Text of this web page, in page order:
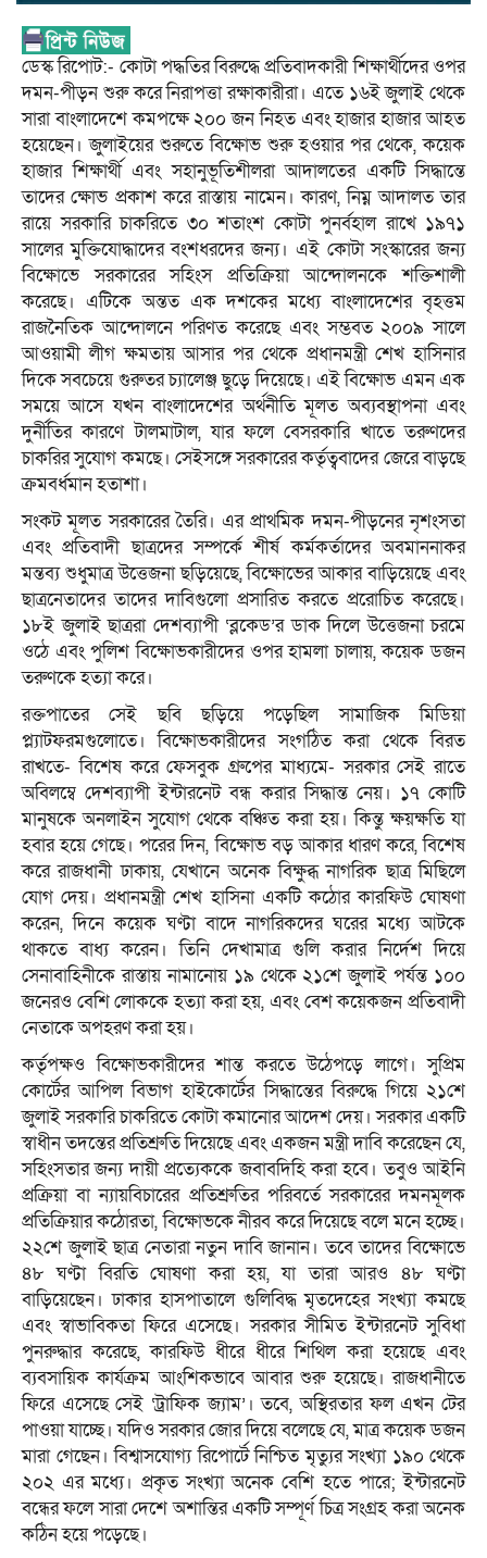
ডেস্ক রিপোট:- কোটা পদ্ধতির বিরুদ্ধে প্রতিবাদকারী শিক্ষার্থীদের ওপর
দমন-পীড়ন শুরু করে নিরাপত্তা রক্ষাকারীরা। এতে ১৬ই জুলাই থেকে
সারা বাংলাদেশে কমপক্ষে ২০০ জন নিহত এবং হাজার হাজার আহত
হয়েছেন। জুলাইয়ের শুরুতে বিক্ষোভ শুরু হওয়ার পর থেকে, কয়েক
হাজার শিক্ষার্থী এবং সহানুভূতিশীলরা আদালতের একটি সিদ্ধান্তে
তাদের ক্ষোভ প্রকাশ করে রাস্তায় নামেন। কারণ, নিম্ন আদালত তার
রায়ে সরকারি চাকরিতে ৩০ শতাংশ কোটা পুনর্বহাল রাখে ১৯৭১
সালের মুক্তিযোদ্ধাদের বংশধরদের জন্য। এই কোটা সংস্কারের জন্য
বিক্ষোভে সরকারের সহিংস প্রতিক্রিয়া আন্দোলনকে শক্তিশালী
করেছে। এটিকে অন্তত এক দশকের মধ্যে বাংলাদেশের বৃহত্তম
রাজনৈতিক আন্দোলনে পরিণত করেছে এবং সম্ভবত ২০০৯ সালে
আওয়ামী লীগ ক্ষমতায় আসার পর থেকে প্রধানমন্ত্রী শেখ হাসিনার
দিকে সবচেয়ে গুরুতর চ্যালেঞ্জ ছুড়ে দিয়েছে। এই বিক্ষোভ এমন এক
সময়ে আসে যখন বাংলাদেশের অর্থনীতি মূলত অব্যবস্থাপনা এবং
দুর্নীতির কারণে টালমাটাল, যার ফলে বেসরকারি খাতে তরুণদের
চাকরির সুযোগ কমছে। সেইসঙ্গে সরকারের কর্তৃত্ববাদের জেরে বাড়ছে
ক্রমবর্ধমান হতাশা।
সংকট মূলত সরকারের তৈরি। এর প্রাথমিক দমন-পীড়নের নৃশংসতা
এবং প্রতিবাদী ছাত্রদের সম্পর্কে শীর্ষ কর্মকর্তাদের অবমাননাকর
মন্তব্য শুধুমাত্র উত্তেজনা ছড়িয়েছে, বিক্ষোভের আকার বাড়িয়েছে এবং
ছাত্রনেতাদের তাদের দাবিগুলো প্রসারিত করতে প্ররোচিত করেছে।
১৮ই জুলাই ছাত্ররা দেশব্যাপী ‘ব্লকেড’র ডাক দিলে উত্তেজনা চরমে
ওঠে এবং পুলিশ বিক্ষোভকারীদের ওপর হামলা চালায়, কয়েক ডজন
তরুণকে হত্যা করে।
রক্তপাতের সেই ছবি ছড়িয়ে পড়েছিল সামাজিক মিডিয়া
প্ল্যাটফরমগুলোতে। বিক্ষোভকারীদের সংগঠিত করা থেকে বিরত
রাখতে- বিশেষ করে ফেসবুক গ্রুপের মাধ্যমে- সরকার সেই রাতে
অবিলম্বে দেশব্যাপী ইন্টারনেট বন্ধ করার সিদ্ধান্ত নেয়। ১৭ কোটি
মানুষকে অনলাইন সুযোগ থেকে বঞ্চিত করা হয়। কিন্তু ক্ষয়ক্ষতি যা
হবার হয়ে গেছে। পরের দিন, বিক্ষোভ বড় আকার ধারণ করে, বিশেষ
করে রাজধানী ঢাকায়, যেখানে অনেক বিক্ষুব্ধ নাগরিক ছাত্র মিছিলে
যোগ দেয়। প্রধানমন্ত্রী শেখ হাসিনা একটি কঠোর কারফিউ ঘোষণা
করেন, দিনে কয়েক ঘণ্টা বাদে নাগরিকদের ঘরের মধ্যে আটকে
থাকতে বাধ্য করেন। তিনি দেখামাত্র গুলি করার নির্দেশ দিয়ে
সেনাবাহিনীকে রাস্তায় নামানোয় ১৯ থেকে ২১শে জুলাই পর্যন্ত ১০০
জনেরও বেশি লোককে হত্যা করা হয়, এবং বেশ কয়েকজন প্রতিবাদী
নেতাকে অপহরণ করা হয়।
কর্তৃপক্ষও বিক্ষোভকারীদের শান্ত করতে উঠেপড়ে লাগে। সুপ্রিম
কোর্টের আপিল বিভাগ হাইকোর্টের সিদ্ধান্তের বিরুদ্ধে গিয়ে ২১শে
জুলাই সরকারি চাকরিতে কোটা কমানোর আদেশ দেয়। সরকার একটি
স্বাধীন তদন্তের প্রতিশ্রুতি দিয়েছে এবং একজন মন্ত্রী দাবি করেছেন যে,
সহিংসতার জন্য দায়ী প্রত্যেককে জবাবদিহি করা হবে। তবুও আইনি
প্রক্রিয়া বা ন্যায়বিচারের প্রতিশ্রুতির পরিবর্তে সরকারের দমনমূলক
প্রতিক্রিয়ার কঠোরতা, বিক্ষোভকে নীরব করে দিয়েছে বলে মনে হচ্ছে।
২২শে জুলাই ছাত্র নেতারা নতুন দাবি জানান। তবে তাদের বিক্ষোভে
৪৮ ঘণ্টা বিরতি ঘোষণা করা হয়, যা তারা আরও ৪৮ ঘণ্টা
বাড়িয়েছেন। ঢাকার হাসপাতালে গুলিবিদ্ধ মৃতদেহের সংখ্যা কমছে
এবং স্বাভাবিকতা ফিরে এসেছে। সরকার সীমিত ইন্টারনেট সুবিধা
পুনরুদ্ধার করেছে, কারফিউ ধীরে ধীরে শিথিল করা হয়েছে এবং
ব্যবসায়িক কার্যক্রম আংশিকভাবে আবার শুরু হয়েছে। রাজধানীতে
ফিরে এসেছে সেই ‘ট্রাফিক জ্যাম’। তবে, অস্থিরতার ফল এখন টের
পাওয়া যাচ্ছে। যদিও সরকার জোর দিয়ে বলেছে যে, মাত্র কয়েক ডজন
মারা গেছেন। বিশ্বাসযোগ্য রিপোর্টে নিশ্চিত মৃত্যুর সংখ্যা ১৯০ থেকে
২০২ এর মধ্যে। প্রকৃত সংখ্যা অনেক বেশি হতে পারে; ইন্টারনেট
বন্ধের ফলে সারা দেশে অশান্তির একটি সম্পূর্ণ চিত্র সংগ্রহ করা অনেক
কঠিন হয়ে পড়েছে।